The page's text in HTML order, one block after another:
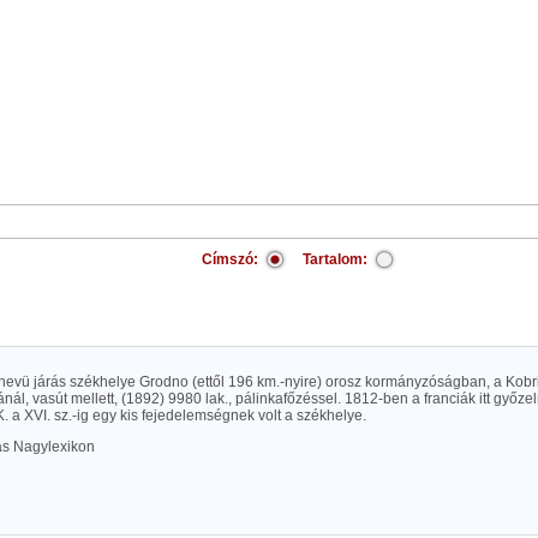
Címszó: Tartalom:
járás székhelye Grodno (ettől 196 km.-nyire) orosz kormányzóságban, a
vasút mellett, (1892) 9980 lak., pálinkafőzéssel. 1812-ben a franciák itt
a XVI. sz.-ig egy kis fejedelemségnek volt a székhelye.
Nagylexikon